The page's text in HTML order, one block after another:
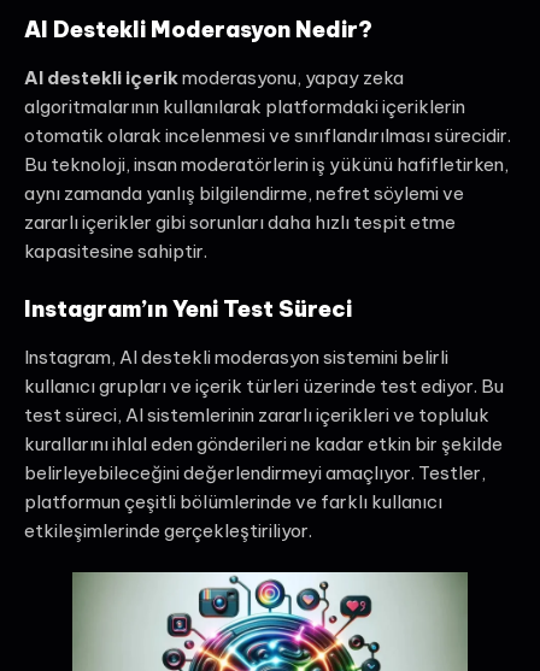
AI Destekli Moderasyon Nedir?
AI destekli içerikmoderasyonu, yapay zeka
algoritmalarının kullanılarak platformdaki içeriklerin
otomatik olarak incelenmesi ve sınıflandırılması sürecidir.
Bu teknoloji, insan moderatörlerin iş yükünü hafifletirken,
aynı zamanda yanlış bilgilendirme, nefret söylemi ve
zararlı içerikler gibi sorunları daha hızlı tespit etme
kapasitesine sahiptir.
Instagram’ın Yeni Test Süreci
Instagram, AI destekli moderasyon sistemini belirli
kullanıcı grupları ve içerik türleri üzerinde test ediyor. Bu
test süreci, AI sistemlerinin zararlı içerikleri ve topluluk
kurallarını ihlal eden gönderileri ne kadar etkin bir şekilde
belirleyebileceğini değerlendirmeyi amaçlıyor. Testler,
platformun çeşitli bölümlerinde ve farklı kullanıcı
etkileşimlerinde gerçekleştiriliyor.